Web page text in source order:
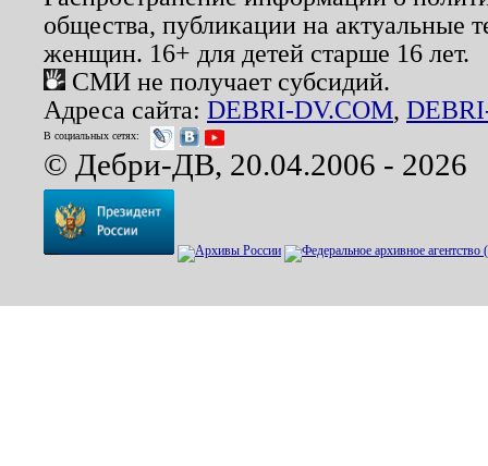
общества, публикации на актуальные
женщин. 16+ для детей старше 16 лет.
СМИ не получает субсидий.
Адреса сайта: DEBRI-DV.COM,
В социальных сетях:
© Дебри-ДВ, 20.04.2006 - 2026